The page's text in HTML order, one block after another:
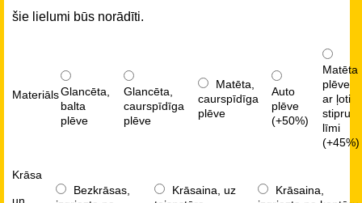
šie lielumi būs norādīti.
MateriālsGlancēta,
balta
plēve
Glancēta,
caurspīdīga
plēve
Matēta,
caurspīdīga
plēve
Auto
plēve
(+50%)
Matēta
plēve
ar ļoti
stipru
līmi
(+45%)
Krāsa
un
Bezkrāsas,
Krāsaina, uz
Krāsaina,